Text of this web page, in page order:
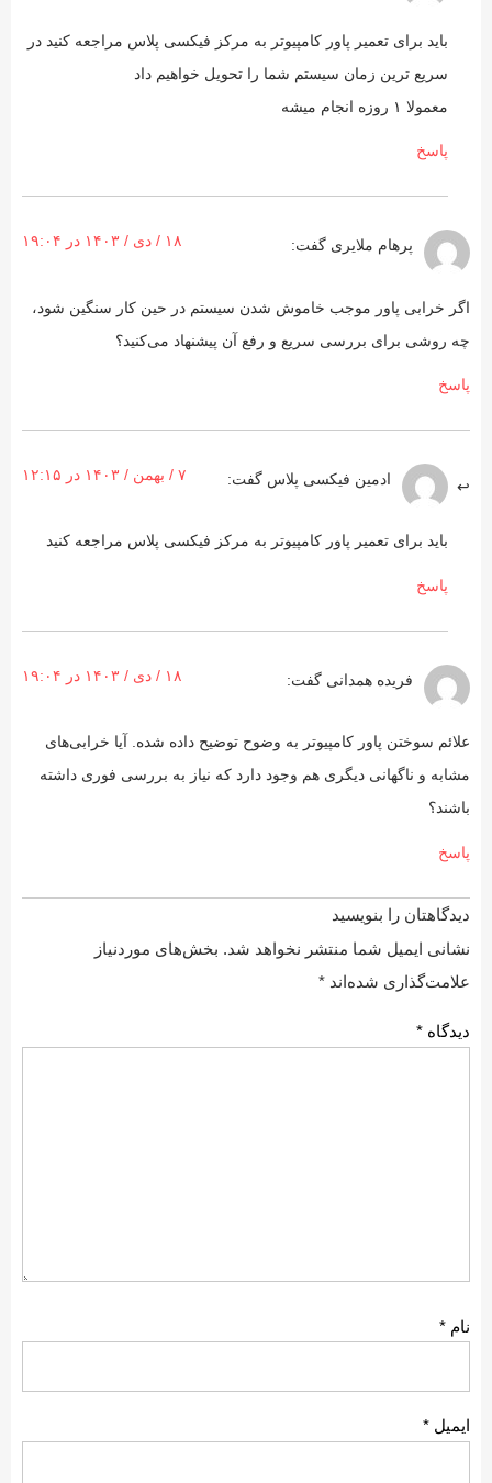
باید برای تعمیر پاور کامپیوتر به مرکز فیکسی پلاس مراجعه کنید در
سریع ترین زمان سیستم شما را تحویل خواهیم داد
معمولا ۱ روزه انجام میشه
پاسخ
پرهام ملایری گفت: ۱۸ / دی / ۱۴۰۳ در ۱۹:۰۴
اگر خرابی پاور موجب خاموش شدن سیستم در حین کار سنگین شود،
چه روشی برای بررسی سریع و رفع آن پیشنهاد می‌کنید؟
پاسخ
ادمین فیکسی پلاس گفت: ۷ / بهمن / ۱۴۰۳ در ۱۲:۱۵
باید برای تعمیر پاور کامپیوتر به مرکز فیکسی پلاس مراجعه کنید
پاسخ
فریده همدانی گفت: ۱۸ / دی / ۱۴۰۳ در ۱۹:۰۴
علائم سوختن پاور کامپیوتر به وضوح توضیح داده شده. آیا خرابی‌های
مشابه و ناگهانی دیگری هم وجود دارد که نیاز به بررسی فوری داشته
باشند؟
پاسخ
دیدگاهتان را بنویسید
نشانی ایمیل شما منتشر نخواهد شد. بخش‌های موردنیاز
علامت‌گذاری شده‌اند *
دیدگاه *
نام *
ایمیل *